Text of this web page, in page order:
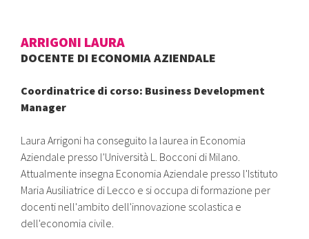
ARRIGONI LAURA
DOCENTE DI ECONOMIA AZIENDALE
Coordinatrice di corso: Business Development
Manager
Laura Arrigoni ha conseguito la laurea in Economia
Aziendale presso l'Università L. Bocconi di Milano.
Attualmente insegna Economia Aziendale presso l'Istituto
Maria Ausiliatrice di Lecco e si occupa di formazione per
docenti nell'ambito dell'innovazione scolastica e
dell'economia civile.